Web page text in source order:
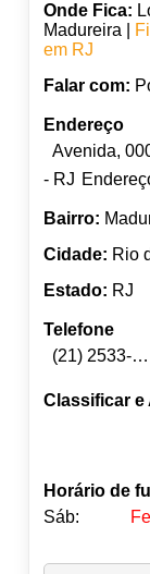
Onde Fica:
Madureira |
em RJ
Falar com:
Endereço
Avenida,
- RJ
Bairro:
Cidade: Rio
Estado: RJ
Telefone
(21) 2533-3211
Classificar e
Horário de
Sáb:
Seg: